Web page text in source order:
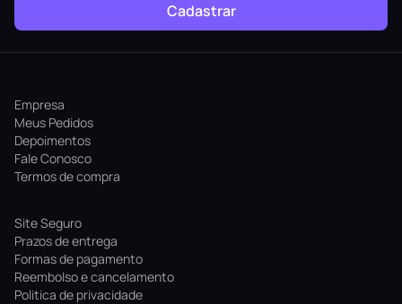
Cadastrar
Empresa
Meus Pedidos
Depoimentos
Fale Conosco
Termos de compra
Site Seguro
Prazos de entrega
Formas de pagamento
Reembolso e cancelamento
Politica de privacidade